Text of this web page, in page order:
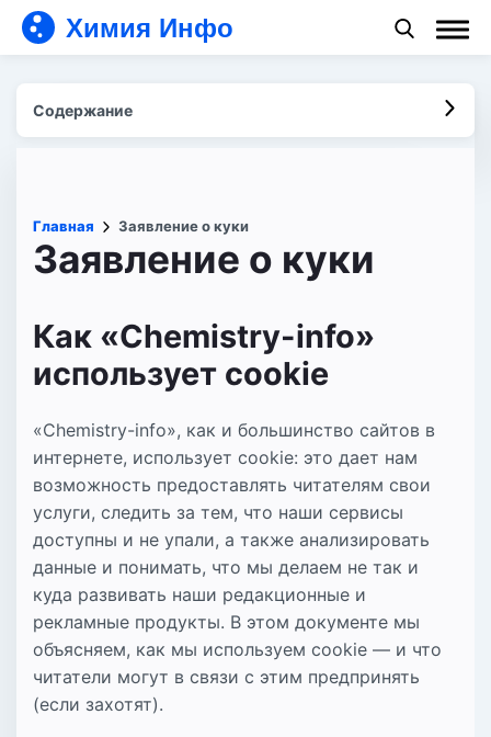
Химия Инфо
Содержание
Главная Заявление о куки
Заявление о куки
Как «Chemistry-info»
использует cookie
«Chemistry-info», как и большинство сайтов в
интернете, использует cookie: это дает нам
возможность предоставлять читателям свои
услуги, следить за тем, что наши сервисы
доступны и не упали, а также анализировать
данные и понимать, что мы делаем не так и
куда развивать наши редакционные и
рекламные продукты. В этом документе мы
объясняем, как мы используем cookie — и что
читатели могут в связи с этим предпринять
(если захотят).